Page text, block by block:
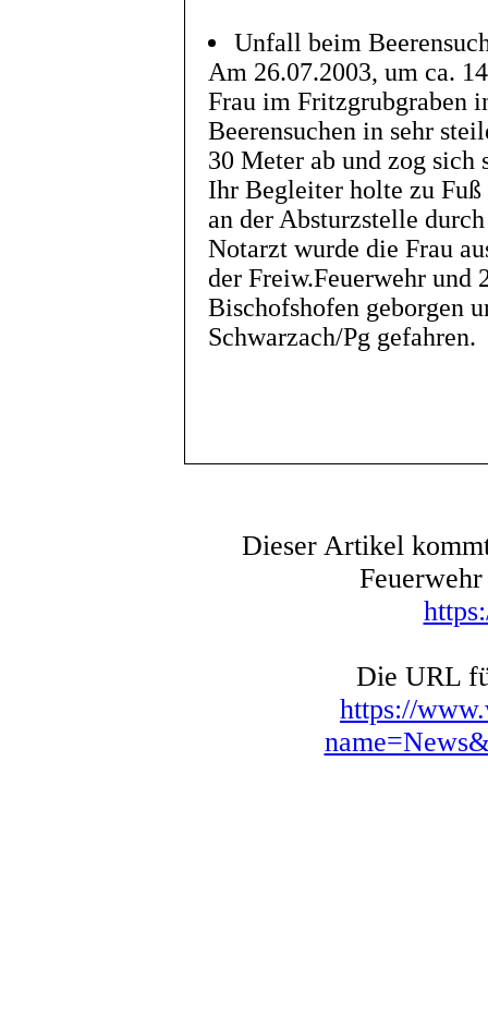
Unfall beim
Am 26.07.2003, um ca.
Frau im Fritzgrubgraben
Beerensuchen in sehr
30 Meter ab und zog sich
Ihr Begleiter holte zu
an der Absturzstelle
Notarzt wurde die Frau
der Freiw.Feuerwehr und
Bischofshofen geborgen
Schwarzach/Pg gefahren.
Dieser Artikel
Die URL
https://